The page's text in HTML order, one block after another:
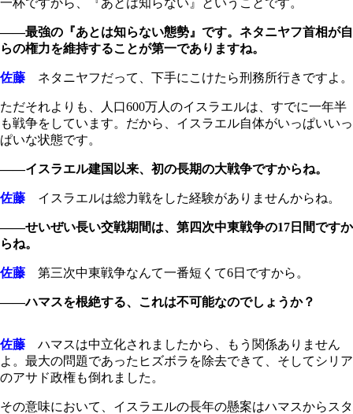
――最強の『あとは知らない態勢』です。ネタニヤフ首相が自
らの権力を維持することが第一でありますね。
佐藤 ネタニヤフだって、下手にこけたら刑務所行きですよ。
ただそれよりも、人口600万人のイスラエルは、すでに一年半
も戦争をしています。だから、イスラエル自体がいっぱいいっ
ぱいな状態です。
――イスラエル建国以来、初の長期の大戦争ですからね。
佐藤 イスラエルは総力戦をした経験がありませんからね。
――せいぜい長い交戦期間は、第四次中東戦争の17日間ですか
らね。
佐藤 第三次中東戦争なんて一番短くて6日ですから。
――ハマスを根絶する、これは不可能なのでしょうか？
佐藤 ハマスは中立化されましたから、もう関係ありません
よ。最大の問題であったヒズボラを除去できて、そしてシリア
のアサド政権も倒れました。
その意味において、イスラエルの長年の懸案はハマスからスタ